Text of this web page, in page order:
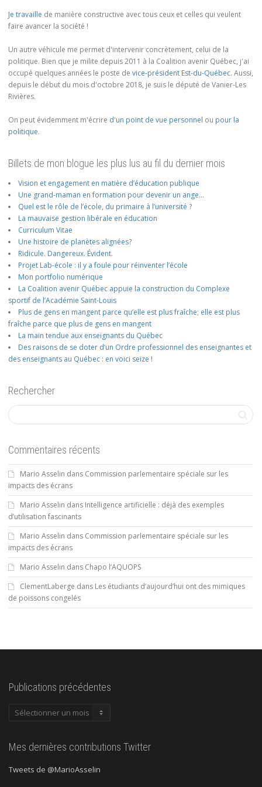
Je travaille de manière constructive avec tous ceux et celles qui veulent
faire avancer la société !
Un autre véhicule me permet d'intervenir concrètement, celui de la
politique. Bien que je milite depuis 2011 à la Coalition avenir Québec, j'ai
occupé quelques années le poste de vice-président Est-du-Québec. Aussi,
depuis le début du mois d'octobre 2018, je suis le député de Vanier-Les
Rivières.
On peut évidemment m'écrire d'un point de vue personnel ou pour la
politique.
Billets de mon blogue les plus lus au fil du dernier mois
Vision et engagement en matière d’éducation publique
Une grand-maman en formation pour devenir un ange…
Quel est le rôle de l’école, du primaire à l’université ?
La mauvaise gestion libérale en éducation
Curriculum Vitae
Une histoire de planètes alignées?
Ridicule. Dangereux. Évident.
Projet Lab-école : il y a foule pour réinventer l’école
Mon portfolio numérique
La Coalition avenir Québec appuie la construction du Complexe
sportif de l’Académie Saint-Louis
Plus de gens en mangent parce qu’elle est plus fraîche; elle est plus
fraîche parce que plus de gens en mangent
La main tendue aux enseignants du Québec
Des raisons de se doter d’un Ordre professionnel des enseignantes et
des enseignants au Québec : en voici seize !
Rechercher
Commentaires récents
Mario Asselin dans Commission parlementaire spéciale sur les
impacts des écrans
Mario Asselin dans Intelligence artificielle : déjà des exemples
d’utilisation fascinants
Mario Asselin dans Commission parlementaire spéciale sur les
impacts des écrans
Mario Asselin dans Chapo l’AQUOPS
ClementLaberge dans Les étudiants d’aujourd’hui ont des mimiques
de poissons congelés
Publications précédentes
Publications
Mes dernières contributions Twitter
Tweets de @MarioAsselin